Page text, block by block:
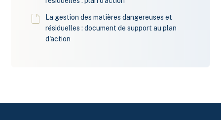
La gestion des matières dangereuses et
résiduelles : document de support au plan
d'action